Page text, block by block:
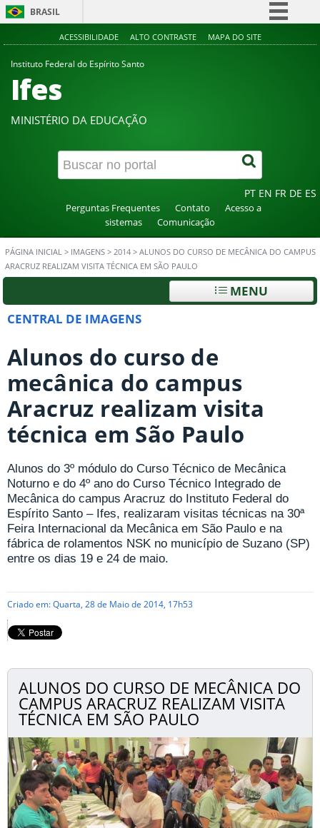
BRASIL
Simplifique!
Canais
ACESSIBILIDADE ALTO CONTRASTE MAPA DO SITE
Instituto Federal do Espírito Santo
Ifes
MINISTÉRIO DA EDUCAÇÃO
PT EN FR DE ES
Perguntas Frequentes Contato
Acesso a
sistemas
Comunicação
PÁGINA INICIAL > IMAGENS > 2014 > ALUNOS DO CURSO DE MECÂNICA DO CAMPUS
ARACRUZ REALIZAM VISITA TÉCNICA EM SÃO PAULO
MENU
CENTRAL DE IMAGENS
Alunos do curso de
mecânica do campus
Aracruz realizam visita
técnica em São Paulo
Alunos do 3º módulo do Curso Técnico de Mecânica
Noturno e do 4º ano do Curso Técnico Integrado de
Mecânica do campus Aracruz do Instituto Federal do
Espírito Santo – Ifes, realizaram visitas técnicas na 30ª
Feira Internacional da Mecânica em São Paulo e na
fábrica de rolamentos NSK no município de Suzano (SP)
entre os dias 19 e 24 de maio.
Criado em: Quarta, 28 de Maio de 2014, 17h53
ALUNOS DO CURSO DE MECÂNICA DO
CAMPUS ARACRUZ REALIZAM VISITA
TÉCNICA EM SÃO PAULO